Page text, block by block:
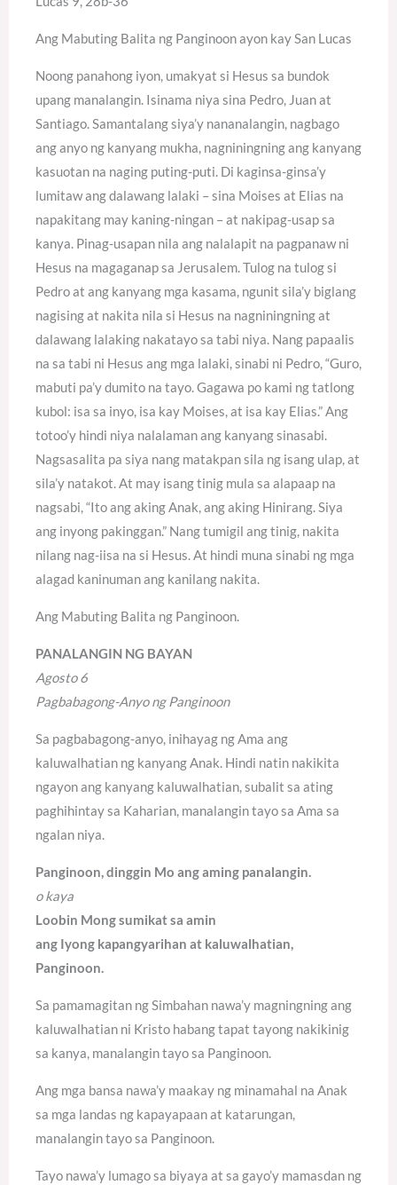
Ang Mabuting Balita ng Panginoon ayon kay San Lucas
Noong panahong iyon, umakyat si Hesus sa bundok
upang manalangin. Isinama niya sina Pedro, Juan at
Santiago. Samantalang siya’y nananalangin, nagbago
ang anyo ng kanyang mukha, nagniningning ang kanyang
kasuotan na naging puting-puti. Di kaginsa-ginsa’y
lumitaw ang dalawang lalaki – sina Moises at Elias na
napakitang may kaning-ningan – at nakipag-usap sa
kanya. Pinag-usapan nila ang nalalapit na pagpanaw ni
Hesus na magaganap sa Jerusalem. Tulog na tulog si
Pedro at ang kanyang mga kasama, ngunit sila’y biglang
nagising at nakita nila si Hesus na nagniningning at
dalawang lalaking nakatayo sa tabi niya. Nang papaalis
na sa tabi ni Hesus ang mga lalaki, sinabi ni Pedro, “Guro,
mabuti pa’y dumito na tayo. Gagawa po kami ng tatlong
kubol: isa sa inyo, isa kay Moises, at isa kay Elias.” Ang
totoo’y hindi niya nalalaman ang kanyang sinasabi.
Nagsasalita pa siya nang matakpan sila ng isang ulap, at
sila’y natakot. At may isang tinig mula sa alapaap na
nagsabi, “Ito ang aking Anak, ang aking Hinirang. Siya
ang inyong pakinggan.” Nang tumigil ang tinig, nakita
nilang nag-iisa na si Hesus. At hindi muna sinabi ng mga
alagad kaninuman ang kanilang nakita.
Ang Mabuting Balita ng Panginoon.
PANALANGIN NG BAYAN
Agosto 6
Pagbabagong-Anyo ng Panginoon
Sa pagbabagong-anyo, inihayag ng Ama ang
kaluwalhatian ng kanyang Anak. Hindi natin nakikita
ngayon ang kanyang kaluwalhatian, subalit sa ating
paghihintay sa Kaharian, manalangin tayo sa Ama sa
ngalan niya.
Panginoon, dinggin Mo ang aming panalangin.
o kaya
Loobin Mong sumikat sa amin
ang Iyong kapangyarihan at kaluwalhatian,
Panginoon.
Sa pamamagitan ng Simbahan nawa’y magningning ang
kaluwalhatian ni Kristo habang tapat tayong nakikinig
sa kanya, manalangin tayo sa Panginoon.
Ang mga bansa nawa’y maakay ng minamahal na Anak
sa mga landas ng kapayapaan at katarungan,
manalangin tayo sa Panginoon.
Tayo nawa’y lumago sa biyaya at sa gayo’y mamasdan ng